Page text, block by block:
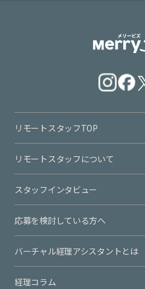
リモートスタッフTOP
リモートスタッフについて
スタッフインタビュー
応募を検討している方へ
バーチャル経理アシスタントとは
経理コラム